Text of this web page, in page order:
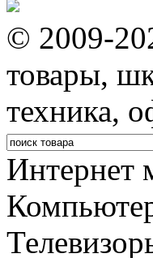
© 2009-
товары,
техника,
Интернет